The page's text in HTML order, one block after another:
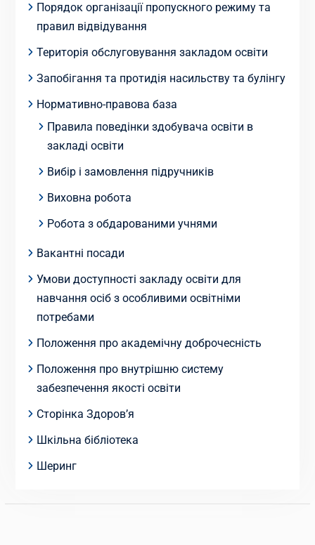
Порядок організації пропускного режиму та
правил відвідування
Територія обслуговування закладом освіти
Запобігання та протидія насильству та булінгу
Нормативно-правова база
Правила поведінки здобувача освіти в
закладі освіти
Вибір і замовлення підручників
Виховна робота
Робота з обдарованими учнями
Вакантні посади
Умови доступності закладу освіти для
навчання осіб з особливими освітніми
потребами
Положення про академічну доброчесність
Положення про внутрішню систему
забезпечення якості освіти
Сторінка Здоров’я
Шкільна бібліотека
Шеринг